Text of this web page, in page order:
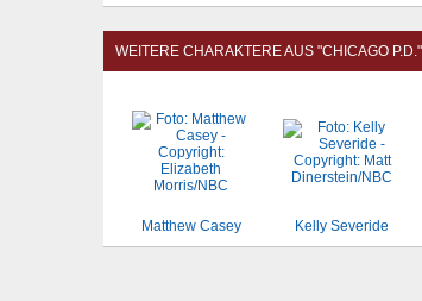
WEITERE CHARAKTERE AUS "CHICAGO P.D."
Matthew Casey Kelly Severide